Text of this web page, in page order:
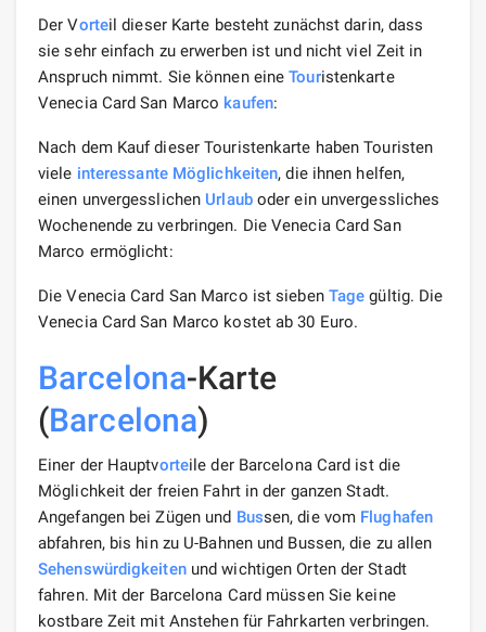
Der Vorteil dieser Karte besteht zunächst darin, dass
sie sehr einfach zu erwerben ist und nicht viel Zeit in
Anspruch nimmt. Sie können eineTouristenkarte
Venecia Card San Marco kaufen:
Nach dem Kauf dieser Touristenkarte haben Touristen
viele interessante Möglichkeiten, die ihnen helfen,
einen unvergesslichen Urlauboder ein unvergessliches
Wochenende zu verbringen. Die Venecia Card San
Marco ermöglicht:
Die Venecia Card San Marco ist sieben Tage gültig. Die
Venecia Card San Marco kostet ab 30 Euro.
Barcelona-Karte
(Barcelona)
Einer der Hauptvorteile der Barcelona Card ist die
Möglichkeit der freien Fahrt in der ganzen Stadt.
Angefangen bei Zügen und Bussen, die vom Flughafen
abfahren, bis hin zu U-Bahnen und Bussen, die zu allen
Sehenswürdigkeitenund wichtigen Orten der Stadt
fahren. Mit der Barcelona Card müssen Sie keine
kostbare Zeit mit Anstehen für Fahrkarten verbringen.